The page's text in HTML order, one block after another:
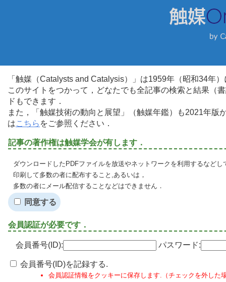
「触媒（Catalysts and Catalysis）」は1959年（昭和34年
このサイトをつかって，どなたでも全記事の検索と結果（
ドもできます．
また，「触媒技術の動向と展望」（触媒年鑑）も2021年
はこちら をご参照ください．
記事の著作権は触媒学会が有します．
ダウンロードしたPDFファイルを放送やネットワークを利用するなど
印刷して多数の者に配布すること,あるいは，
多数の者にメール配信することなどはできません．
同意する
会員認証が必要です．
会員番号(ID): パスワード:
会員番号(ID)を記録する.
会員認証情報をクッキーに保存します.（チェックを外した